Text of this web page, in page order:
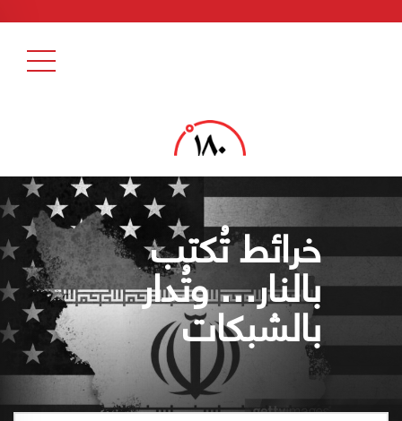
خرائط تُكتب
بالنار… وتُدار
بالشبكات